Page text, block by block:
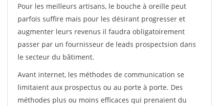
Pour les meilleurs artisans, le bouche à oreille peut
parfois suffire mais pour les désirant progresser et
augmenter leurs revenus il faudra obligatoirement
passer par un fournisseur de leads prospectsion dans
le secteur du bâtiment.
Avant internet, les méthodes de communication se
limitaient aux prospectus ou au porte à porte. Des
méthodes plus ou moins efficaces qui prenaient du